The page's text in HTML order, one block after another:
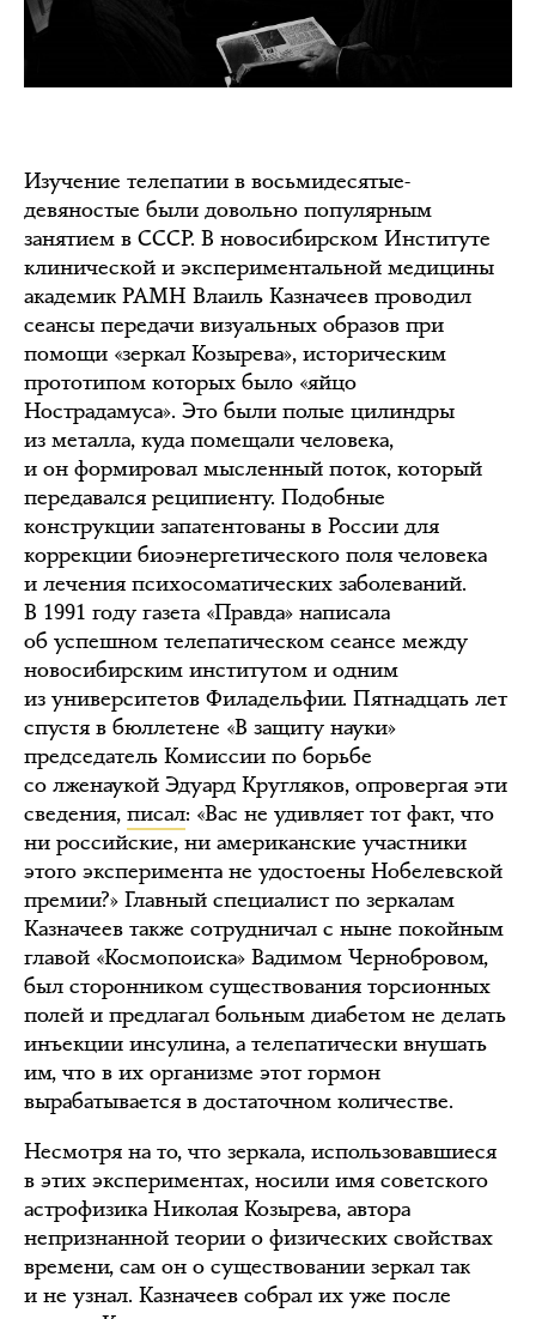
Изучение телепатии в восьмидесятые-
девяностые были довольно популярным
занятием в СССР. В новосибирском Институте
клинической и экспериментальной медицины
академик РАМН Влаиль Казначеев проводил
сеансы передачи визуальных образов при
помощи «зеркал Козырева», историческим
прототипом которых было «яйцо
Нострадамуса». Это были полые цилиндры
из металла, куда помещали человека,
и он формировал мысленный поток, который
передавался реципиенту. Подобные
конструкции запатентованы в России для
коррекции биоэнергетического поля человека
и лечения психосоматических заболеваний.
В 1991 году газета «Правда» написала
об успешном телепатическом сеансе между
новосибирским институтом и одним
из университетов Филадельфии. Пятнадцать лет
спустя в бюллетене «В защиту науки»
председатель Комиссии по борьбе
со лженаукой Эдуард Кругляков, опровергая эти
сведения, писал: «Вас не удивляет тот факт, что
ни российские, ни американские участники
этого эксперимента не удостоены Нобелевской
премии?» Главный специалист по зеркалам
Казначеев также сотрудничал с ныне покойным
главой «Космопоиска» Вадимом Чернобровом,
был сторонником существования торсионных
полей и предлагал больным диабетом не делать
инъекции инсулина, а телепатически внушать
им, что в их организме этот гормон
вырабатывается в достаточном количестве.
Несмотря на то, что зеркала, использовавшиеся
в этих экспериментах, носили имя советского
астрофизика Николая Козырева, автора
непризнанной теории о физических свойствах
времени, сам он о существовании зеркал так
и не узнал. Казначеев собрал их уже после